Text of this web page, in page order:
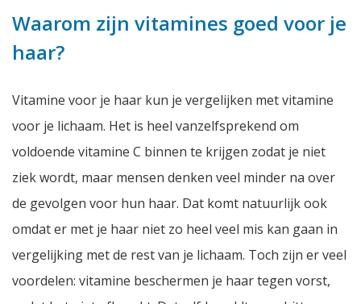
Waarom zijn vitamines goed voor je
haar?
Vitamine voor je haar kun je vergelijken met vitamine
voor je lichaam. Het is heel vanzelfsprekend om
voldoende vitamine C binnen te krijgen zodat je niet
ziek wordt, maar mensen denken veel minder na over
de gevolgen voor hun haar. Dat komt natuurlijk ook
omdat er met je haar niet zo heel veel mis kan gaan in
vergelijking met de rest van je lichaam. Toch zijn er veel
voordelen: vitamine beschermen je haar tegen vorst,